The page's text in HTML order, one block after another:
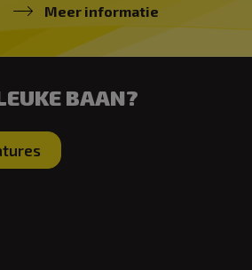
Meer informatie
BAAN?